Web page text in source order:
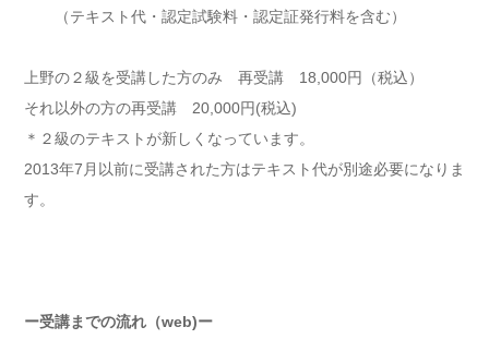
（テキスト代・認定試験料・認定証発行料を含む）
上野の２級を受講した方のみ 再受講 18,000円（税込）
それ以外の方の再受講 20,000円(税込)
＊２級のテキストが新しくなっています。
2013年7月以前に受講された方はテキスト代が別途必要になりま
す。
ー受講までの流れ（web)ー